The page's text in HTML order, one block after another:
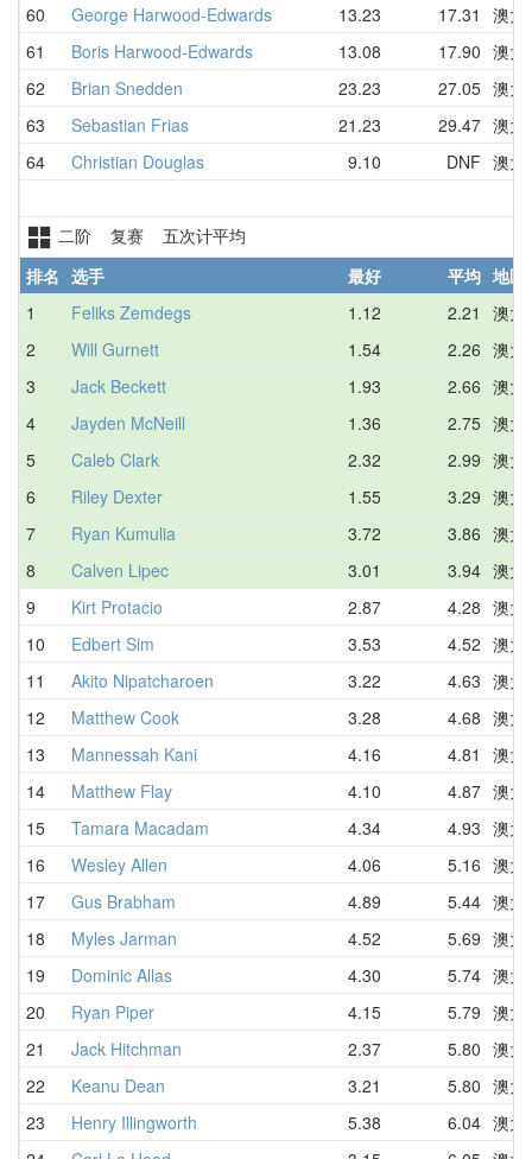
60
George Harwood-Edwards 13.23 17.31
澳大
61
Boris Harwood-Edwards 13.08 17.90 澳大
62
Brian Snedden 23.23 27.05 澳大
63
Sebastian Frias 21.23 29.47 澳大
64
Christian Douglas 9.10 DNF 澳大
二阶 复赛 五次计平均
排名 选手 最好 平均 地区
1
Feliks Zemdegs 1.12 2.21
澳大
2
Will Gurnett 1.54 2.26 澳大
3
Jack Beckett 1.93 2.66 澳大
4
Jayden McNeill 1.36 2.75 澳大
5
Caleb Clark 2.32 2.99 澳大
6
Riley Dexter 1.55 3.29 澳大
7
Ryan Kumulia 3.72 3.86 澳大
8
Calven Lipec 3.01 3.94 澳大
9
Kirt Protacio 2.87 4.28 澳大
10
Edbert Sim 3.53 4.52 澳大
11
Akito Nipatcharoen 3.22 4.63 澳大
12
Matthew Cook 3.28 4.68 澳大
13
Mannessah Kani 4.16 4.81
澳大
14
Matthew Flay 4.10 4.87 澳大
15
Tamara Macadam 4.34 4.93 澳大
16
Wesley Allen 4.06 5.16 澳大
17
Gus Brabham 4.89 5.44 澳大
18
Myles Jarman 4.52 5.69 澳大
19
Dominic Allas 4.30 5.74 澳大
20
Ryan Piper 4.15 5.79 澳大
21
Jack Hitchman 2.37 5.80 澳大
22
Keanu Dean 3.21 5.80 澳大
23
Henry Illingworth 5.38 6.04 澳大